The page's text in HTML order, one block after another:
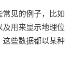
见的例子，比如
用来显示地理位
些数据都以某种